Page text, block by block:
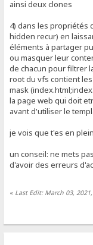
ainsi deux clones
4) dans les propriétés
hidden recur) en
éléments à partager
ou masquer leur
de chacun pour filtrer
root du vfs contient
mask
la page web qui doit
avant d'utiliser le
je vois que t'es en
un conseil: ne mets
d'avoir des erreurs
« Last Edit: March 03,